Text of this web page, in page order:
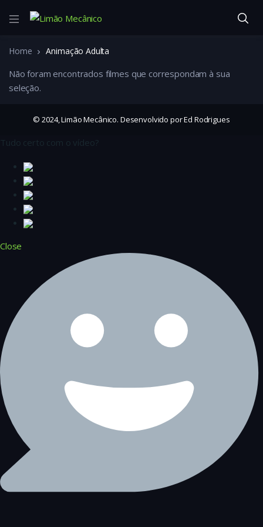
Home Animação Adulta
Não foram encontrados filmes que correspondam à sua
seleção.
© 2024, Limão Mecânico. Desenvolvido por Ed Rodrigues
Tudo certo com o vídeo?
Close